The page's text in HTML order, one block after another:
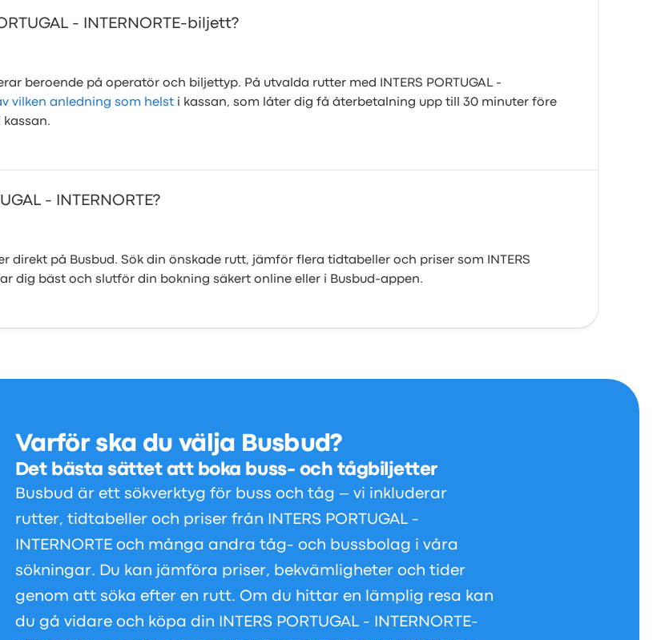
- INTERNORTE-biljett?
beroende på operatör och biljettyp. På utvalda rutter med INTERS PORTUGAL -
vilken anledning som helst i kassan, som låter dig få återbetalning upp till 30 minuter före
- INTERNORTE?
direkt på Busbud. Sök din önskade rutt, jämför flera tidtabeller och priser som INTERS
dig bäst och slutför din bokning säkert online eller i Busbud-appen.
Varför ska du välja Busbud?
Det bästa sättet att boka buss- och tågbiljetter
Busbud är ett sökverktyg för buss och tåg – vi inkluderar
rutter, tidtabeller och priser från INTERS PORTUGAL -
INTERNORTE och många andra tåg- och bussbolag i våra
sökningar. Du kan jämföra priser, bekvämligheter och tider
genom att söka efter en rutt. Om du hittar en lämplig resa kan
du gå vidare och köpa din INTERS PORTUGAL - INTERNORTE-